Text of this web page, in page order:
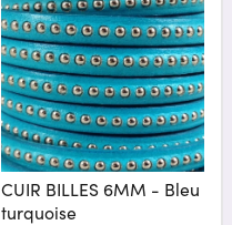
CUIR BILLES 6MM - Bleu
turquoise